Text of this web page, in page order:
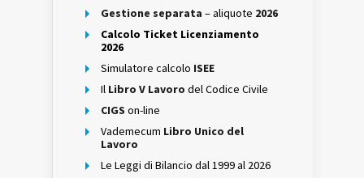
Gestione separata – aliquote 2026
Calcolo Ticket Licenziamento
2026
Simulatore calcolo ISEE
Il Libro V Lavoro del Codice Civile
CIGS on-line
Vademecum Libro Unico del
Lavoro
Le Leggi di Bilancio dal 1999 al 2026